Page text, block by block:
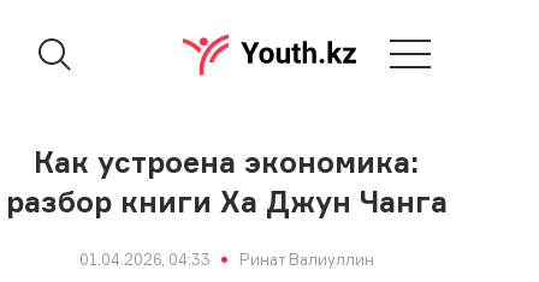
Как устроена экономика:
разбор книги Ха Джун Чанга
01.04.2026, 04:33 Ринат Валиуллин